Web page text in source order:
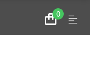
0
Zum
Warenkorb
Menu